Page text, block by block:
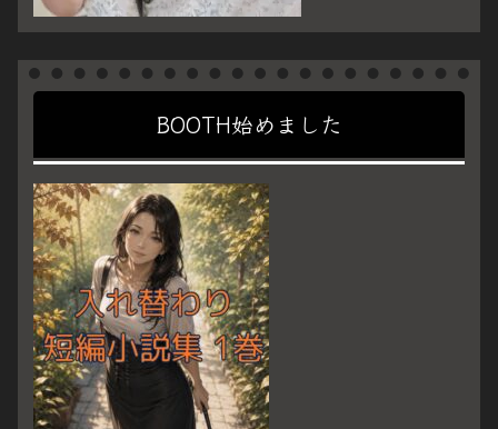
BOOTH始めました